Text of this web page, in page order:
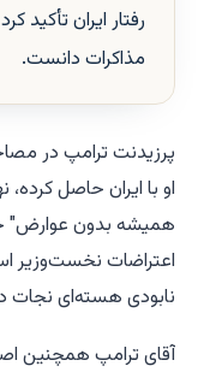
رفتار ایران تأکید
مذاکرات دانست.
پرزیدنت ترامپ در
او با ایران حاصل
همیشه بدون عوارض"
اعتراضات نخست‌وزیر
نابودی هسته‌ای نجات
آقای ترامپ همچنین